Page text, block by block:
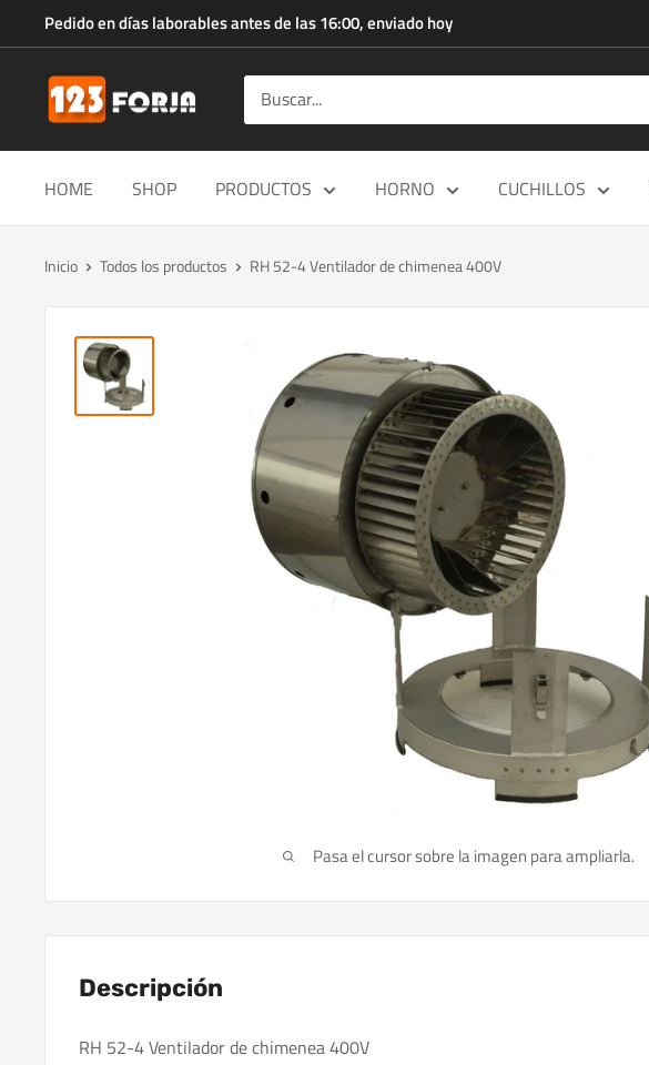
directamente
contenido
Pedido en días laborables antes de las 16:00, enviado hoy
123forja.es
HOME SHOP PRODUCTOS HORNO CUCHILLOS
Inicio Todos los productos RH 52-4 Ventilador de chimenea 400V
Pasa el cursor sobre la imagen para ampliarla.
Descripción
RH 52-4 Ventilador de chimenea 400V